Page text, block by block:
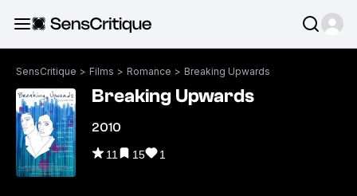
SensCritique > Films > Romance > Breaking Upwards
Breaking Upwards
2010
11 15 1